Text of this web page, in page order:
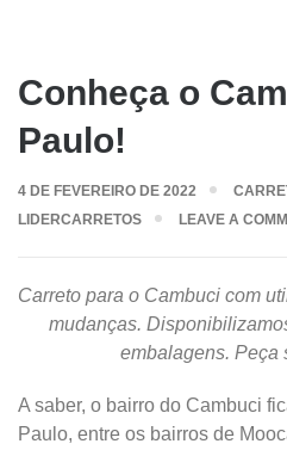
Conheça o
Paulo!
4 DE FEVEREIRO DE 2022
LIDERCARRETOS
LEAVE A
Carreto para o Cambuci com
mudanças.
embalagens. Peça
A saber, o bairro do Cambuci
Paulo, entre os bairros de